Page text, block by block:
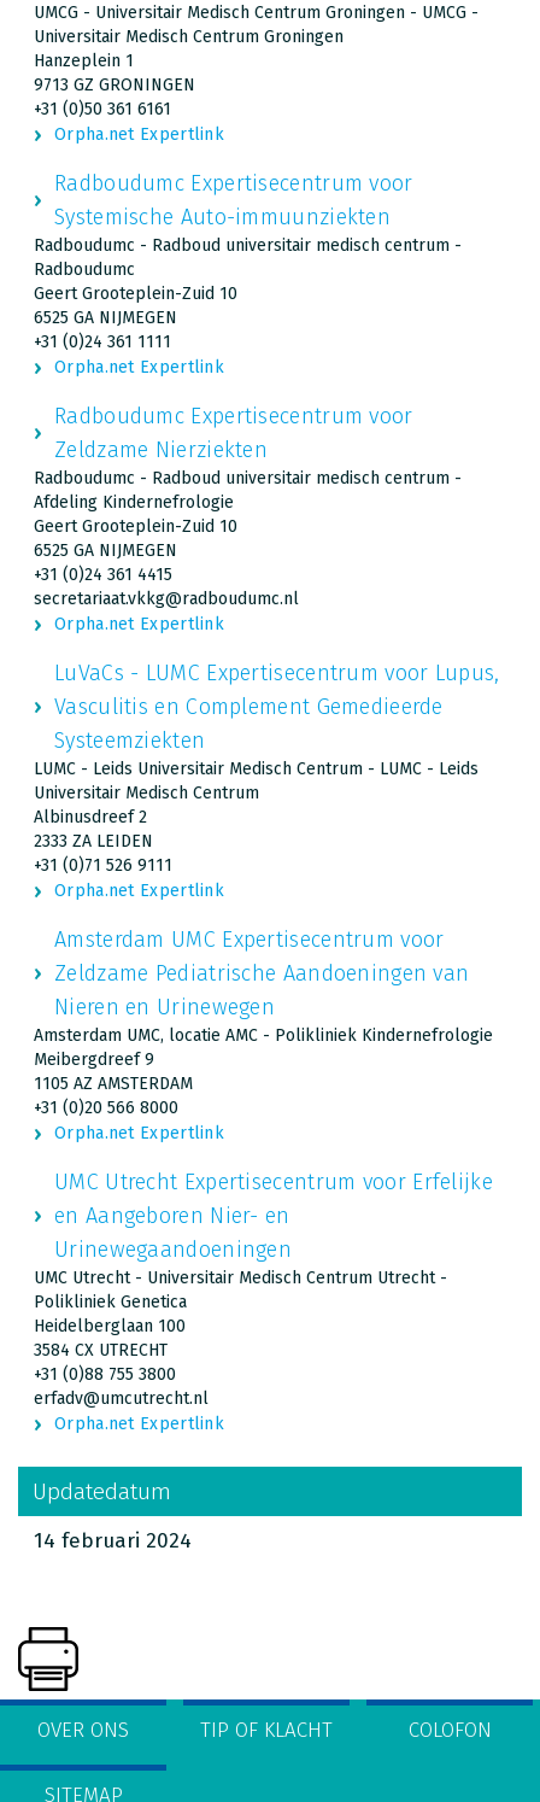
UMCG - Universitair Medisch Centrum Groningen - UMCG -
Universitair Medisch Centrum Groningen
Hanzeplein 1
9713 GZ GRONINGEN
+31 (0)50 361 6161
Orpha.net Expertlink
Radboudumc Expertisecentrum voor
Systemische Auto-immuunziekten
Radboudumc - Radboud universitair medisch centrum -
Radboudumc
Geert Grooteplein-Zuid 10
6525 GA NIJMEGEN
+31 (0)24 361 1111
Orpha.net Expertlink
Radboudumc Expertisecentrum voor
Zeldzame Nierziekten
Radboudumc - Radboud universitair medisch centrum -
Afdeling Kindernefrologie
Geert Grooteplein-Zuid 10
6525 GA NIJMEGEN
+31 (0)24 361 4415
secretariaat.vkkg@radboudumc.nl
Orpha.net Expertlink
LuVaCs - LUMC Expertisecentrum voor Lupus,
Vasculitis en Complement Gemedieerde
Systeemziekten
LUMC - Leids Universitair Medisch Centrum - LUMC - Leids
Universitair Medisch Centrum
Albinusdreef 2
2333 ZA LEIDEN
+31 (0)71 526 9111
Orpha.net Expertlink
Amsterdam UMC Expertisecentrum voor
Zeldzame Pediatrische Aandoeningen van
Nieren en Urinewegen
Amsterdam UMC, locatie AMC - Polikliniek Kindernefrologie
Meibergdreef 9
1105 AZ AMSTERDAM
+31 (0)20 566 8000
Orpha.net Expertlink
UMC Utrecht Expertisecentrum voor Erfelijke
en Aangeboren Nier- en
Urinewegaandoeningen
UMC Utrecht - Universitair Medisch Centrum Utrecht -
Polikliniek Genetica
Heidelberglaan 100
3584 CX UTRECHT
+31 (0)88 755 3800
erfadv@umcutrecht.nl
Orpha.net Expertlink
Updatedatum
14 februari 2024
OVER ONS TIP OF KLACHT COLOFON
SITEMAP